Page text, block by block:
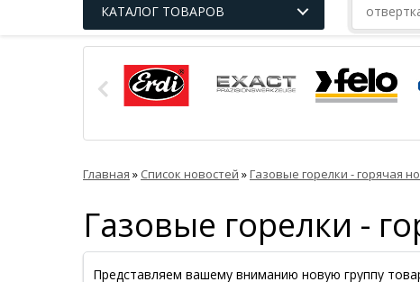
КАТАЛОГ ТОВАРОВ
Главная » Список новостей »Газовые горелки - горячая
Газовые горелки -
Представляем вашему вниманию новую группу